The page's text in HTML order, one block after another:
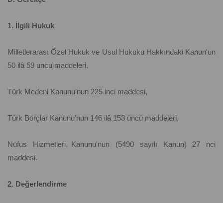
1. İlgili Hukuk
Milletlerarası Özel Hukuk ve Usul Hukuku Hakkındaki Kanun'un
50 ilâ 59 uncu maddeleri,
Türk Medeni Kanunu'nun 225 inci maddesi,
Türk Borçlar Kanunu'nun 146 ilâ 153 üncü maddeleri,
Nüfus Hizmetleri Kanunu'nun (5490 sayılı Kanun) 27 nci
maddesi.
2. Değerlendirme